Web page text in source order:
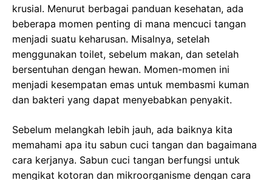
krusial. Menurut berbagai panduan kesehatan, ada
beberapa momen penting di mana mencuci tangan
menjadi suatu keharusan. Misalnya, setelah
menggunakan toilet, sebelum makan, dan setelah
bersentuhan dengan hewan. Momen-momen ini
menjadi kesempatan emas untuk membasmi kuman
dan bakteri yang dapat menyebabkan penyakit.
Sebelum melangkah lebih jauh, ada baiknya kita
memahami apa itu sabun cuci tangan dan bagaimana
cara kerjanya. Sabun cuci tangan berfungsi untuk
mengikat kotoran dan mikroorganisme dengan cara